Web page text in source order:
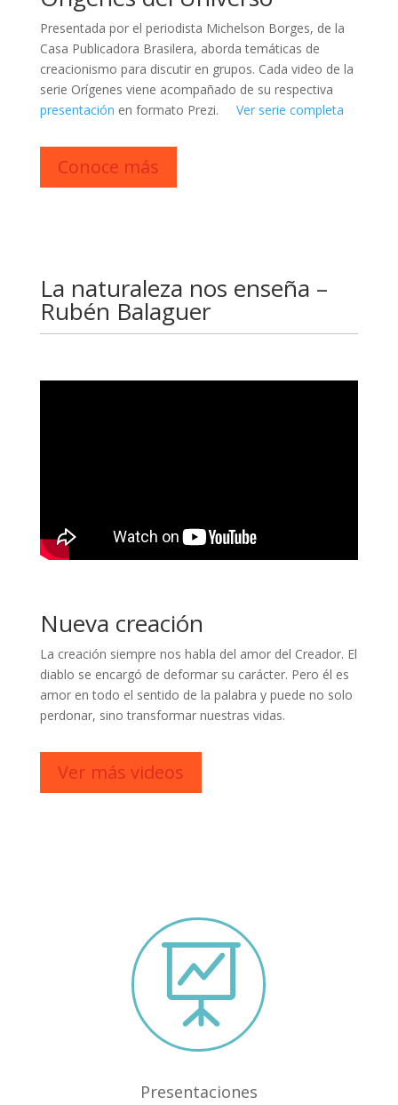
Presentada por el periodista Michelson Borges, de la
Casa Publicadora Brasilera, aborda temáticas de
creacionismo para discutir en grupos. Cada video de la
serie Orígenes viene acompañado de su respectiva
presentación en formato Prezi. Ver serie completa
Conoce más
La naturaleza nos enseña –
Rubén Balaguer
Nueva creación
La creación siempre nos habla del amor del Creador. El
diablo se encargó de deformar su carácter. Pero él es
amor en todo el sentido de la palabra y puede no solo
perdonar, sino transformar nuestras vidas.
Ver más videos

Presentaciones